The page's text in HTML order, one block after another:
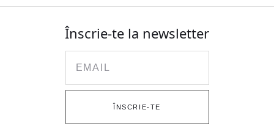
Înscrie-te la newsletter
ÎNSCRIE-TE